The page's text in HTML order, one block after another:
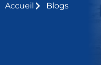
Accueil Blogs